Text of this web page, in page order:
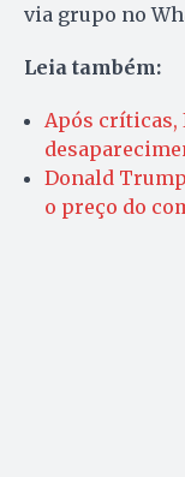
via grupo no
Leia também:
Após críticas,
Donald
o preço do